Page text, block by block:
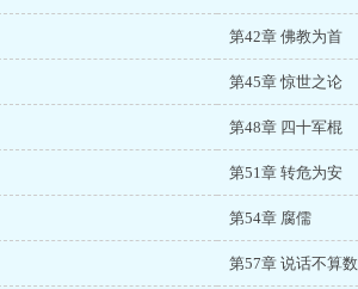
第42章 佛教为首
第45章 惊世之论
第48章 四十军棍
第51章 转危为安
第54章 腐儒
第57章 说话不算数